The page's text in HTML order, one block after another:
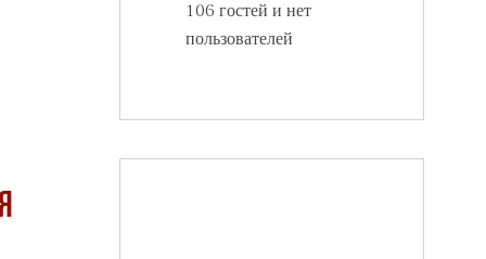
106 гостей и нет
пользователей